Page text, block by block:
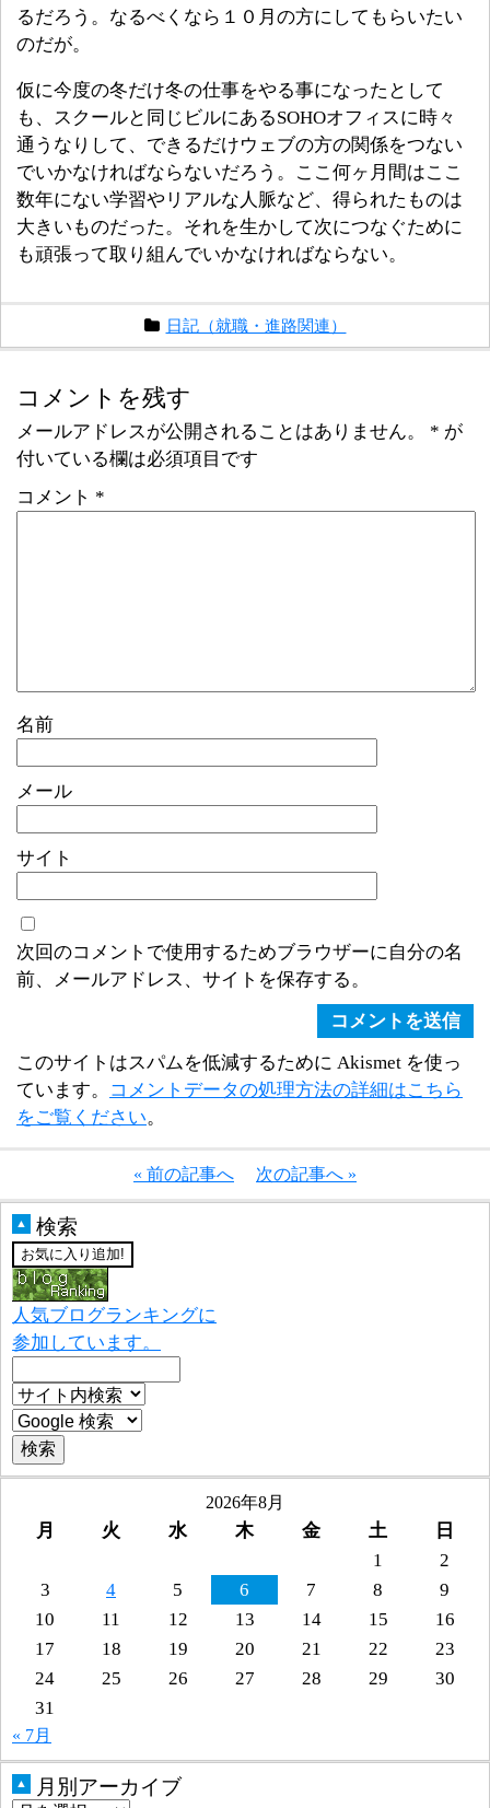
るだろう。なるべくなら１０月の方にしてもらいたい
のだが。
仮に今度の冬だけ冬の仕事をやる事になったとして
も、スクールと同じビルにあるSOHOオフィスに時々
通うなりして、できるだけウェブの方の関係をつない
でいかなければならないだろう。ここ何ヶ月間はここ
数年にない学習やリアルな人脈など、得られたものは
大きいものだった。それを生かして次につなぐために
も頑張って取り組んでいかなければならない。
日記（就職・進路関連）
コメントを残す
メールアドレスが公開されることはありません。 * が
付いている欄は必須項目です
コメント *
名前
メール
サイト
次回のコメントで使用するためブラウザーに自分の名
前、メールアドレス、サイトを保存する。
このサイトはスパムを低減するために Akismet を使っ
ています。
コメントデータの処理方法の詳細はこちら
をご覧ください。
« 前の記事へ 次の記事へ »
▲ 検索
人気ブログランキングに
参加しています。
2026年8月
月 火 水 木 金 土
日
1
2
3
4 5 6 7 8
9
10
11 12 13 14 15
16
17
18 19 20 21 22
23
24
25 26 27 28 29
30
31
« 7月
▲ 月別アーカイブ